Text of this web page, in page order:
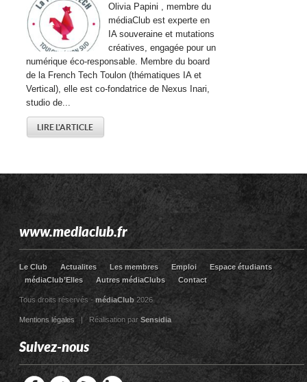
Olivia Papini , membre du
médiaClub est experte en
IA souveraine et mutations
créatives, engagée pour un
numérique éco-responsable. Membre du board
de la French Tech Toulon (thématiques IA et
Vertical), elle est co-fondatrice de Nexus Inari,
studio de...
LIRE L'ARTICLE
www.mediaclub.fr
Le Club Actualites Les membres Emploi
Espace étudiants
médiaClub’Elles
Autres médiaClubs Contact
Tous droits réservés -médiaClub 2026
Mentions légales| Réalisation parSensidia
Suivez-nous